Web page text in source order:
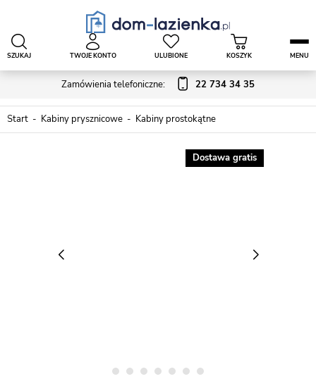
Zamówienia telefoniczne: 22 734 34 35
SZUKAJ TWOJE KONTO ULUBIONE KOSZYK MENU
Start Kabiny prysznicowe Kabiny prostokątne
Dostawa gratis